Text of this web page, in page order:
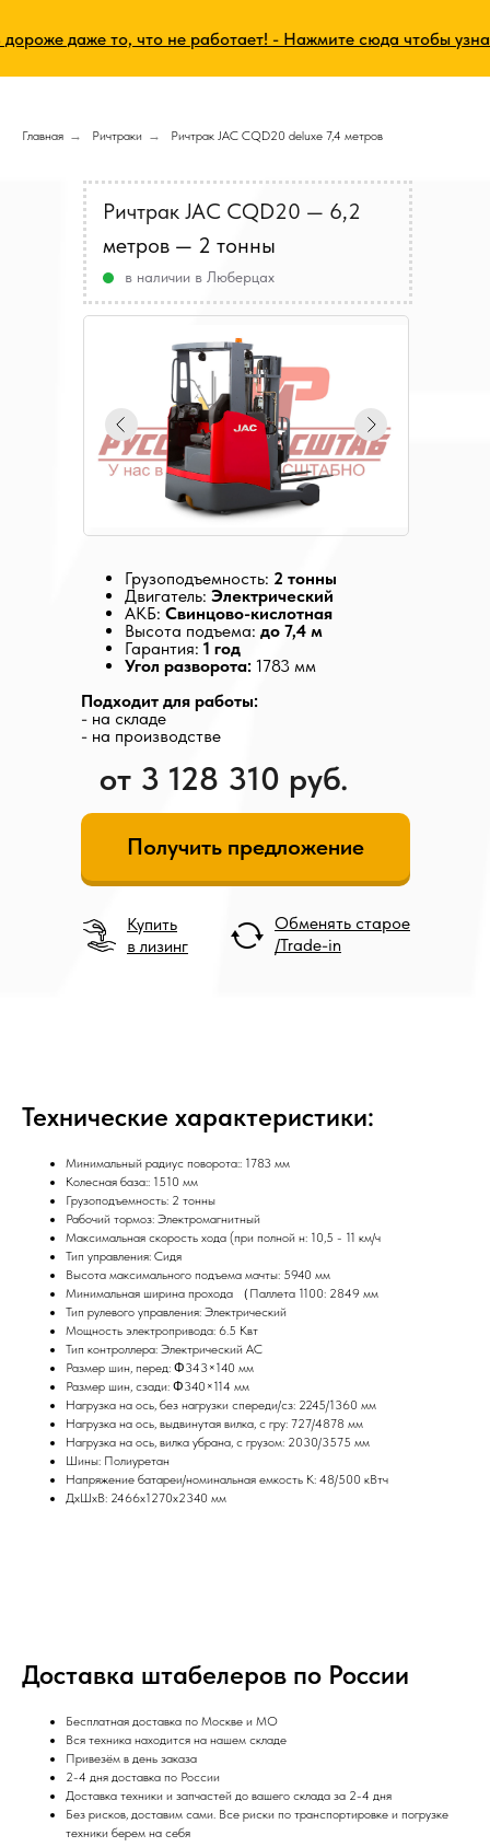
даже то, что не работает! - Нажмите сюда чтобы узнать
Главная → Ричтраки → Ричтрак JAC CQD20 deluxe 7,4 метров
Грузоподъемность: 2 тонны
Двигатель: Электрический
АКБ: Свинцово-кислотная
Высота подъема: до 7,4 м
Гарантия: 1 год
Угол разворота: 1783 мм
Подходит для работы:
- на складе
- на производстве
Ричтрак JAC CQD20 — 6,2
метров — 2 тонны
в наличии в Люберцах
Получить предложение
Купить
в лизинг
Обменять старое
/Trade-in
от 3 128 310 руб.
Технические характеристики:
Минимальный радиус поворота:: 1783 мм
Колесная база:: 1510 мм
Грузоподъемность: 2 тонны
Рабочий тормоз: Электромагнитный
Максимальная скорость хода (при полной н: 10,5 - 11 км/ч
Тип управления: Сидя
Высота максимального подъема мачты: 5940 мм
Минимальная ширина прохода （Паллета 1100: 2849 мм
Тип рулевого управления: Электрический
Мощность электропривода: 6.5 Квт
Тип контроллера: Электрический АС
Размер шин, перед: Φ343×140 мм
Размер шин, сзади: Φ340×114 мм
Нагрузка на ось, без нагрузки спереди/сз: 2245/1360 мм
Нагрузка на ось, выдвинутая вилка, с гру: 727/4878 мм
Нагрузка на ось, вилка убрана, с грузом: 2030/3575 мм
Шины: Полиуретан
Напряжение батареи/номинальная емкость K: 48/500 кВтч
ДxШxВ: 2466x1270x2340 мм
Доставка штабелеров по России
Бесплатная доставка по Москве и МО
Вся техника находится на нашем складе
Привезём в день заказа
2-4 дня доставка по России
Доставка техники и запчастей до вашего склада за 2-4 дня
Без рисков, доставим сами. Все риски по транспортировке и погрузке
техники берем на себя